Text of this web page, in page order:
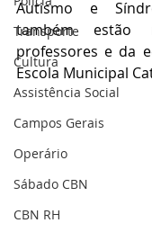
Transporte
Cultura
Assistência Social
Campos Gerais
Operário
Sábado CBN
CBN RH
Autismo e
também
professores e da
Escola Municipal